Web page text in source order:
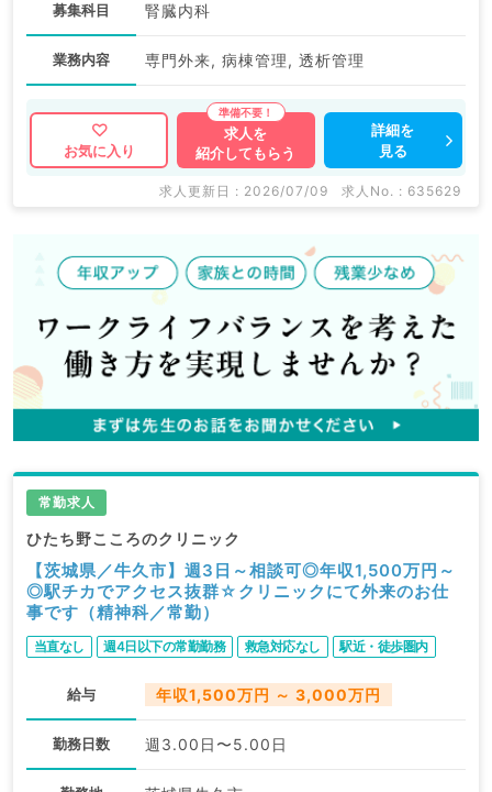
募集科目 腎臓内科
業務内容 専門外来, 病棟管理, 透析管理
お気に入り
求人を
紹介してもらう
詳細を
見る
求人更新日 : 2026/07/09 求人No. : 635629
常勤求人
ひたち野こころのクリニック
【茨城県／牛久市】週3日～相談可◎年収1,500万円～
◎駅チカでアクセス抜群☆クリニックにて外来のお仕
事です（精神科／常勤）
当直なし 週4日以下の常勤勤務 救急対応なし 駅近・徒歩圏内
給与 年収1,500万円 ～ 3,000万円
勤務日数 週3.00日〜5.00日